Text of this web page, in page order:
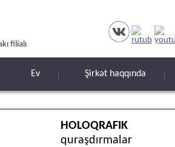
filialı
Ev Şirkət haqqında
HOLOQRAFIK
quraşdırmalar